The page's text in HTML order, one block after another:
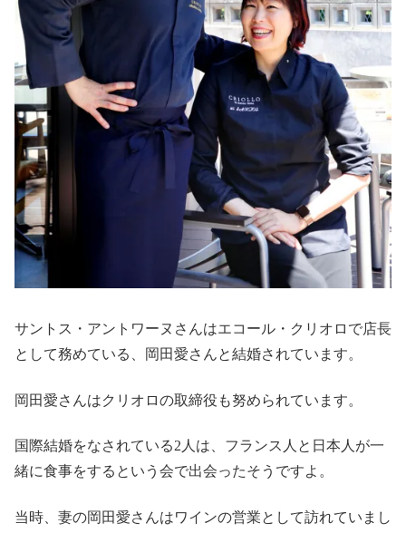
サントス・アントワーヌさんはエコール・クリオロで店長
として務めている、岡田愛さんと結婚されています。
岡田愛さんはクリオロの取締役も努められています。
国際結婚をなされている2人は、フランス人と日本人が一
緒に食事をするという会で出会ったそうですよ。
当時、妻の岡田愛さんはワインの営業として訪れていまし